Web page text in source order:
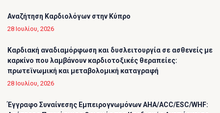
Αναζήτηση Καρδιολόγων στην Κύπρο
28 Ιουλίου, 2026
Καρδιακή αναδιαμόρφωση και δυσλειτουργία σε ασθενείς με
καρκίνο που λαμβάνουν καρδιοτοξικές θεραπείες:
πρωτεϊνωμική και μεταβολομική καταγραφή
28 Ιουλίου, 2026
Έγγραφο Συναίνεσης Εμπειρογνωμόνων AHA/ACC/ESC/WHF: